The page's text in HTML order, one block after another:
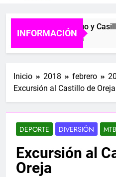
INFORMACIÓN
El Piélago y
1 Año Atrás
Inicio 2018 febrero
20
Excursión al Castillo de Oreja
DEPORTE DIVERSIÓN MTB
Excursión al
Oreja